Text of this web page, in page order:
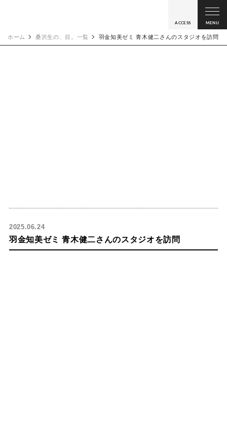
ACCESS MENU
ホーム 桑沢生の、目。一覧 羽金知美ゼミ 青木健二さんのスタジオを訪問
2025.06.24
羽金知美ゼミ 青木健二さんのスタジオを訪問